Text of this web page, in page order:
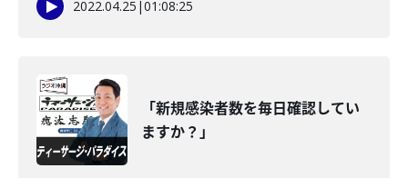
2022.04.25 |01:08:25
「新規感染者数を毎日確認してい
ますか？」